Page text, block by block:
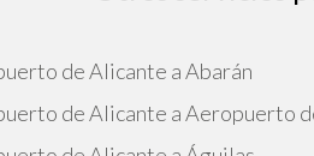
de Alicante a Abarán
de Alicante a Aeropuerto